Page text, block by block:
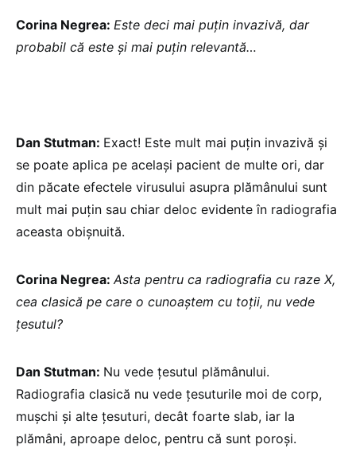
Corina Negrea: Este deci mai puțin invazivă, dar
probabil că este și mai puțin relevantă…
Dan Stutman: Exact! Este mult mai puțin invazivă și
se poate aplica pe același pacient de multe ori, dar
din păcate efectele virusului asupra plămânului sunt
mult mai puțin sau chiar deloc evidente în radiografia
aceasta obișnuită.
Corina Negrea:Asta pentru ca radiografia cu raze X,
cea clasică pe care o cunoaștem cu toții, nu vede
țesutul?
Dan Stutman: Nu vede țesutul plămânului.
Radiografia clasică nu vede țesuturile moi de corp,
mușchi și alte țesuturi, decât foarte slab, iar la
plămâni, aproape deloc, pentru că sunt poroși.